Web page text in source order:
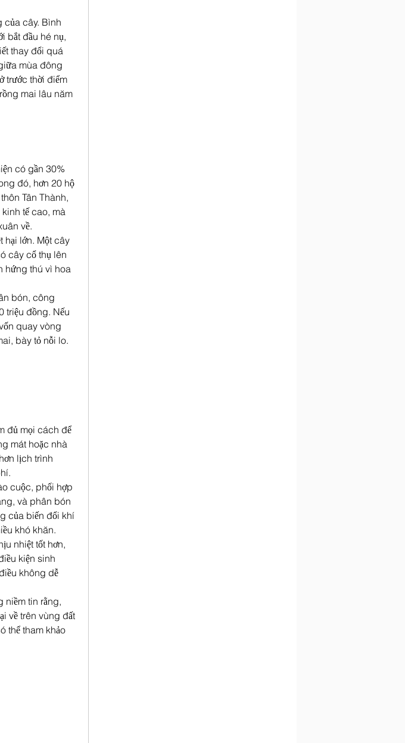
của cây. Bình
bắt đầu hé nụ,
thay đổi quá
mùa đông
trước thời điểm
mai lâu năm
có gần 30%
đó, hơn 20 hộ
Tân Thành,
tế cao, mà
về.
hại lớn. Một cây
cây cổ thụ lên
hứng thú vì hoa
bón, công
triệu đồng. Nếu
quay vòng
bày tỏ nỗi lo.
đủ mọi cách để
mát hoặc nhà
lịch trình
cuộc, phối hợp
và phân bón
của biến đổi khí
khó khăn.
nhiệt tốt hơn,
kiện sinh
không dễ
niềm tin rằng,
về trên vùng đất
thể tham khảo